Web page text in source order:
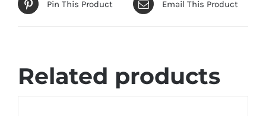
Pin This Product Email This Product
Related products